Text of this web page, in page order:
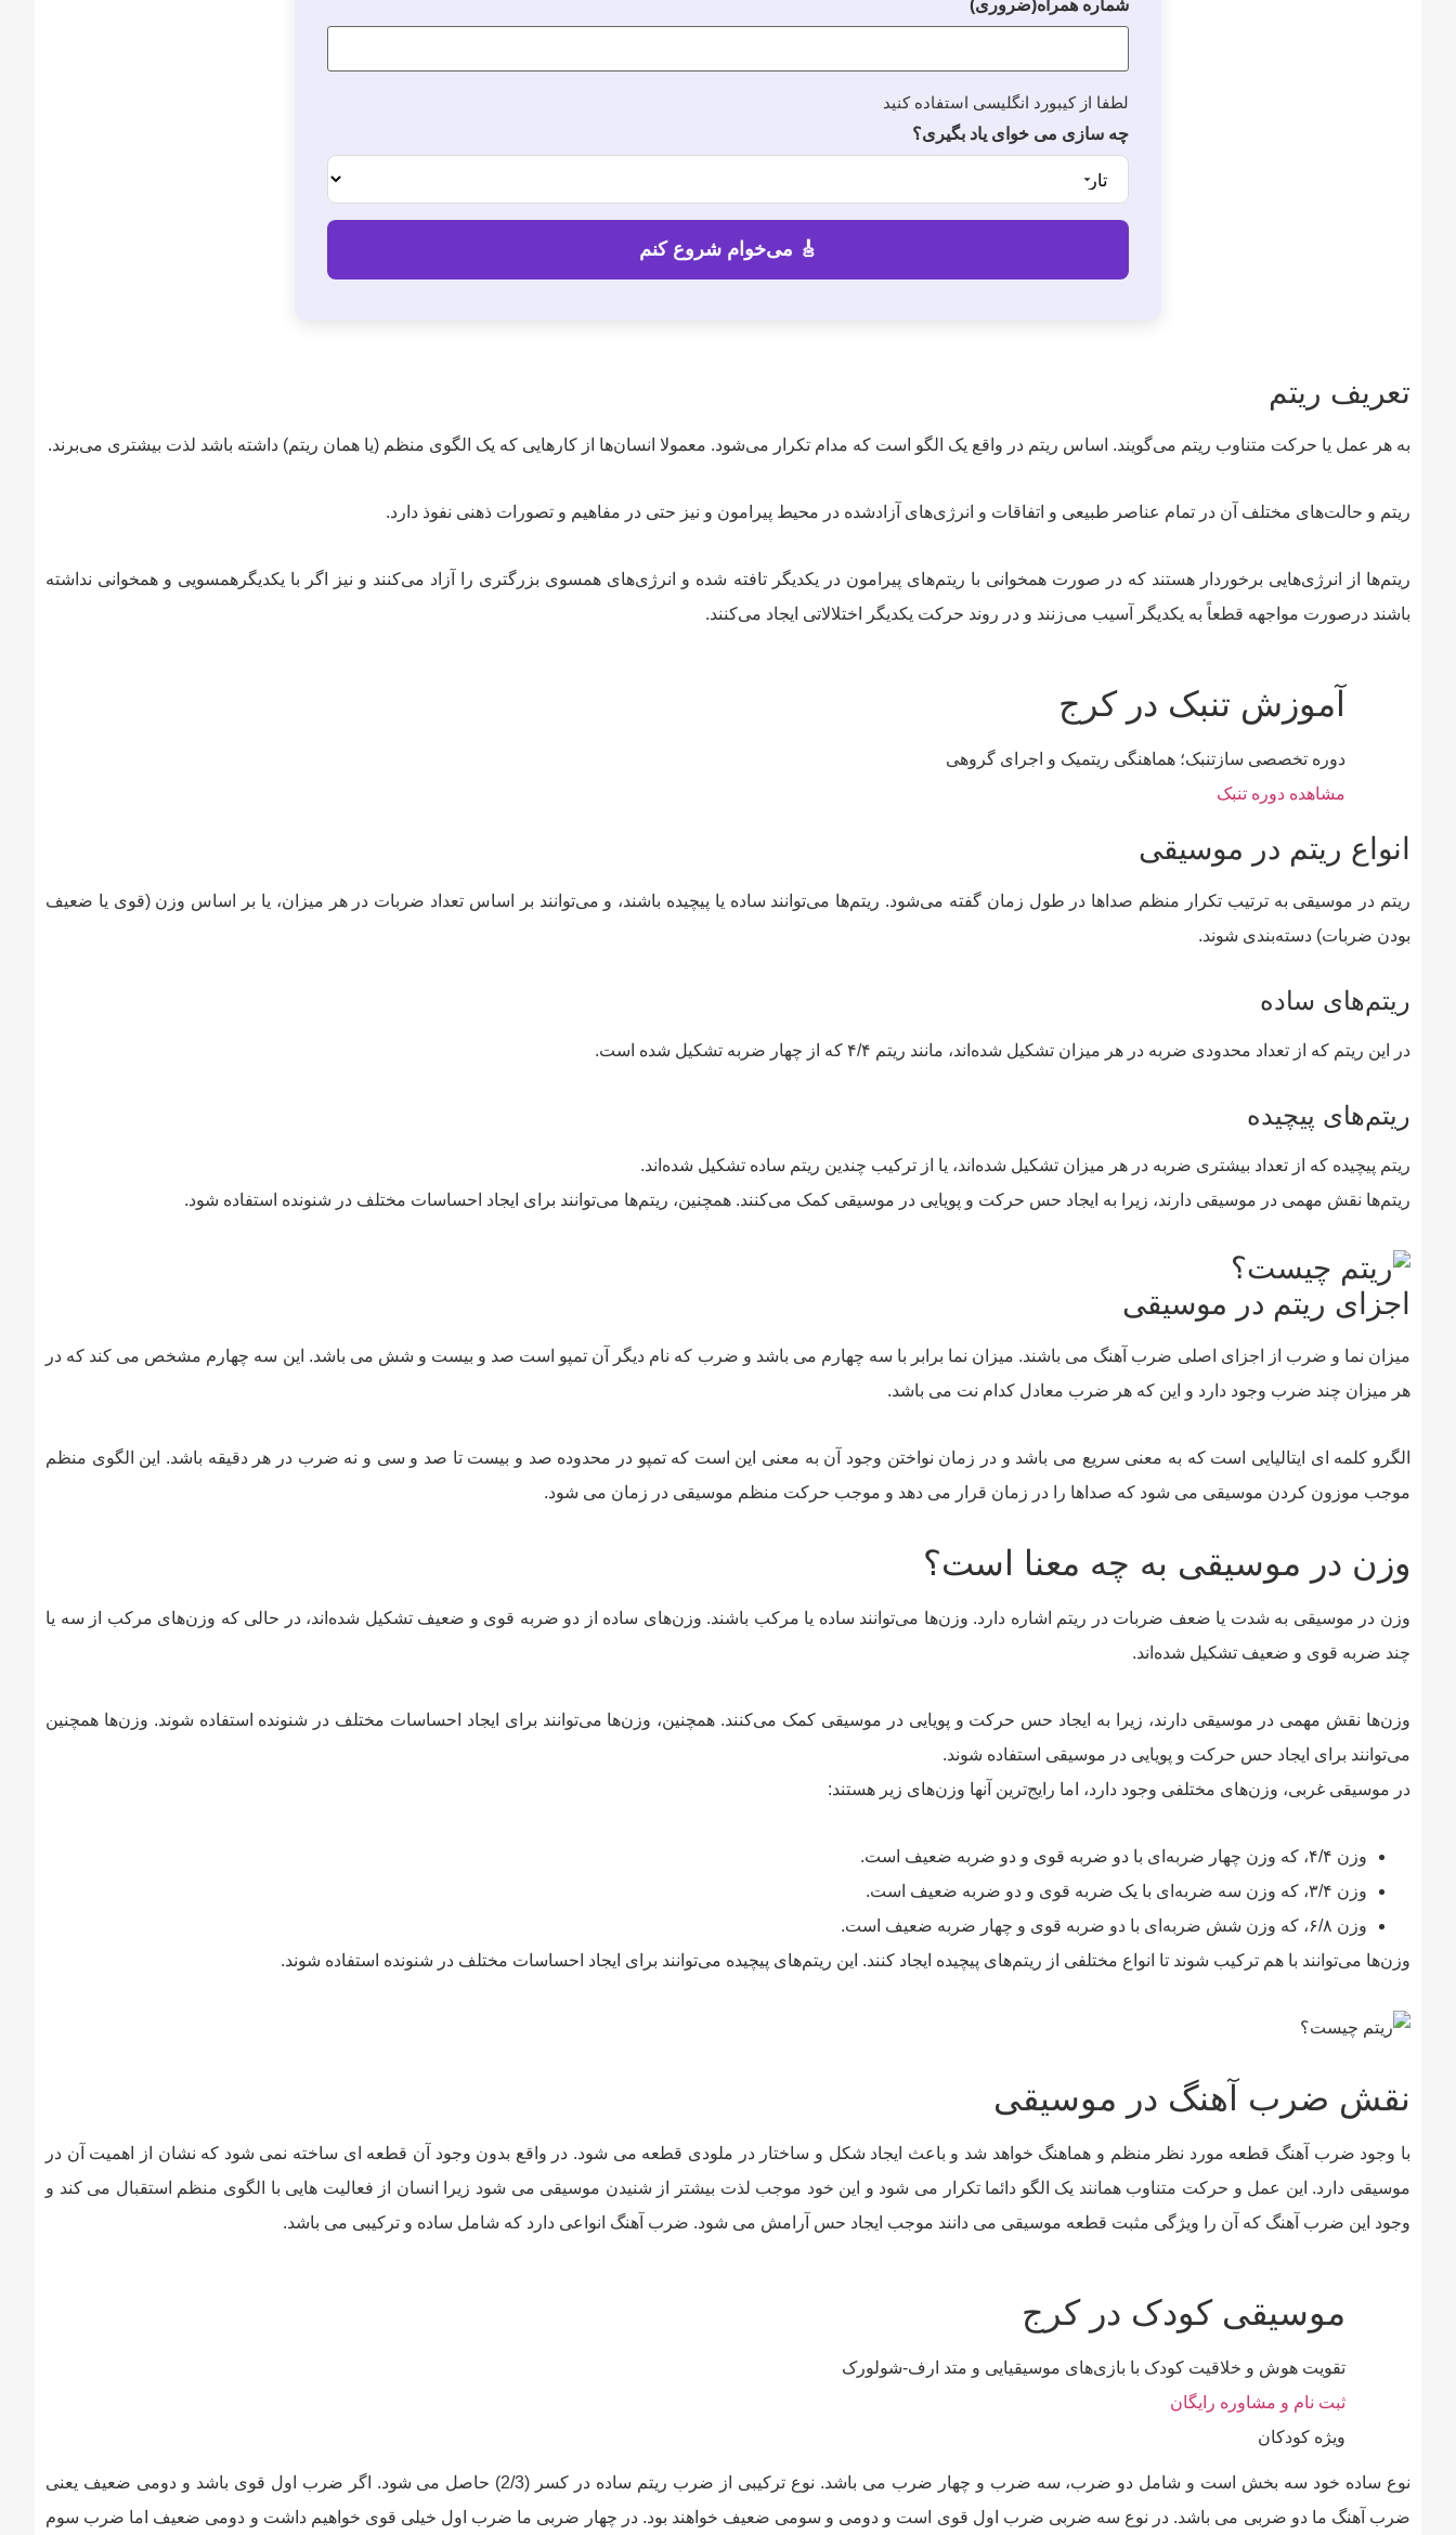
شماره همراه(ضروری)
لطفا از کیبورد انگلیسی استفاده کنید
چه سازی می خوای یاد بگیری؟
تعریف ریتم
به هر عمل یا حرکت متناوب ریتم می‌گویند. اساس ریتم در واقع یک الگو است که مدام تکرار می‌شود. معمولا انسان‌ها از کار‌هایی که یک الگوی منظم (یا همان ریتم) داشته باشد لذت بیشتری می‌برند.
ریتم و حالت‌های مختلف آن در تمام عناصر طبیعی و اتفاقات و انرژی‌های آزادشده در محیط پیرامون و نیز حتی در مفاهیم و تصورات ذهنی نفوذ دارد.
ریتم‌ها از انرژی‌هایی برخوردار هستند که در صورت همخوانی با ریتم‌های پیرامون در یکدیگر تافته شده و انرژی‌های همسوی بزرگتری را آزاد می‌کنند و نیز اگر با یکدیگرهمسویی و همخوانی نداشته
باشند درصورت مواجهه قطعاً به یکدیگر آسیب می‌زنند و در روند حرکت یکدیگر اختلالاتی ایجاد می‌کنند.
آموزش تنبک در کرج
دوره تخصصی سازتنبک؛ هماهنگی ریتمیک و اجرای گروهی
مشاهده دوره تنبک
انواع ریتم در موسیقی
ریتم در موسیقی به ترتیب تکرار منظم صداها در طول زمان گفته می‌شود. ریتم‌ها می‌توانند ساده یا پیچیده باشند، و می‌توانند بر اساس تعداد ضربات در هر میزان، یا بر اساس وزن (قوی یا ضعیف
بودن ضربات) دسته‌بندی شوند.
ریتم‌های ساده
در این ریتم که از تعداد محدودی ضربه در هر میزان تشکیل شده‌اند، مانند ریتم ۴/۴ که از چهار ضربه تشکیل شده است.
ریتم‌های پیچیده
ریتم‌ پیچیده که از تعداد بیشتری ضربه در هر میزان تشکیل شده‌اند، یا از ترکیب چندین ریتم ساده تشکیل شده‌اند.
ریتم‌ها نقش مهمی در موسیقی دارند، زیرا به ایجاد حس حرکت و پویایی در موسیقی کمک می‌کنند. همچنین، ریتم‌ها می‌توانند برای ایجاد احساسات مختلف در شنونده استفاده شود.
اجزای ریتم در موسیقی
میزان نما و ضرب از اجزای اصلی ضرب آهنگ می باشند. میزان نما برابر با سه چهارم می باشد و ضرب که نام دیگر آن تمپو است صد و بیست و شش می باشد. این سه چهارم مشخص می کند که در
هر میزان چند ضرب وجود دارد و این که هر ضرب معادل کدام نت می باشد.
الگرو کلمه ای ایتالیایی است که به معنی سریع می باشد و در زمان نواختن وجود آن به معنی این است که تمپو در محدوده صد و بیست تا صد و سی و نه ضرب در هر دقیقه باشد. این الگوی منظم
موجب موزون کردن موسیقی می شود که صداها را در زمان قرار می دهد و موجب حرکت منظم موسیقی در زمان می شود.
وزن در موسیقی به چه معنا است؟
وزن در موسیقی به شدت یا ضعف ضربات در ریتم اشاره دارد. وزن‌ها می‌توانند ساده یا مرکب باشند. وزن‌های ساده از دو ضربه قوی و ضعیف تشکیل شده‌اند، در حالی که وزن‌های مرکب از سه یا
چند ضربه قوی و ضعیف تشکیل شده‌اند.
وزن‌ها نقش مهمی در موسیقی دارند، زیرا به ایجاد حس حرکت و پویایی در موسیقی کمک می‌کنند. همچنین، وزن‌ها می‌توانند برای ایجاد احساسات مختلف در شنونده استفاده شوند. وزن‌ها همچنین
می‌توانند برای ایجاد حس حرکت و پویایی در موسیقی استفاده شوند.
در موسیقی غربی، وزن‌های مختلفی وجود دارد، اما رایج‌ترین آنها وزن‌های زیر هستند:
وزن ۴/۴، که وزن چهار ضربه‌ای با دو ضربه قوی و دو ضربه ضعیف است.
وزن ۳/۴، که وزن سه ضربه‌ای با یک ضربه قوی و دو ضربه ضعیف است.
وزن ۶/۸، که وزن شش ضربه‌ای با دو ضربه قوی و چهار ضربه ضعیف است.
وزن‌ها می‌توانند با هم ترکیب شوند تا انواع مختلفی از ریتم‌های پیچیده ایجاد کنند. این ریتم‌های پیچیده می‌توانند برای ایجاد احساسات مختلف در شنونده استفاده شوند.
نقش ضرب آهنگ در موسیقی
با وجود ضرب آهنگ قطعه مورد نظر منظم و هماهنگ خواهد شد و باعث ایجاد شکل و ساختار در ملودی قطعه می شود. در واقع بدون وجود آن قطعه ای ساخته نمی شود که نشان از اهمیت آن در
موسیقی دارد. این عمل و حرکت متناوب همانند یک الگو دائما تکرار می شود و این خود موجب لذت بیشتر از شنیدن موسیقی می شود زیرا انسان از فعالیت هایی با الگوی منظم استقبال می کند و
وجود این ضرب آهنگ که آن را ویژگی مثبت قطعه موسیقی می دانند موجب ایجاد حس آرامش می شود. ضرب آهنگ انواعی دارد که شامل ساده و ترکیبی می باشد.
موسیقی کودک در کرج
تقویت هوش و خلاقیت کودک با بازی‌های موسیقیایی و متد ارف-شولورک
ثبت نام و مشاوره رایگان
ویژه کودکان
نوع ساده خود سه بخش است و شامل دو ضرب، سه ضرب و چهار ضرب می باشد. نوع ترکیبی از ضرب ریتم ساده در کسر (2/3) حاصل می شود. اگر ضرب اول قوی باشد و دومی ضعیف یعنی
ضرب آهنگ ما دو ضربی می باشد. در نوع سه ضربی ضرب اول قوی است و دومی و سومی ضعیف خواهند بود. در چهار ضربی ما ضرب اول خیلی قوی خواهیم داشت و دومی ضعیف اما ضرب سوم